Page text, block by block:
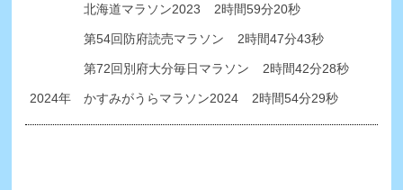
北海道マラソン2023 2時間59分20秒
第54回防府読売マラソン 2時間47分43秒
第72回別府大分毎日マラソン 2時間42分28秒
2024年 かすみがうらマラソン2024 2時間54分29秒